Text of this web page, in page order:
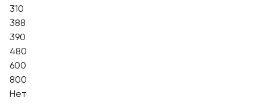
310
388
390
480
600
800
Нет